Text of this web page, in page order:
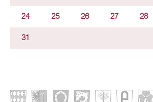
24 25 26 27 28
31